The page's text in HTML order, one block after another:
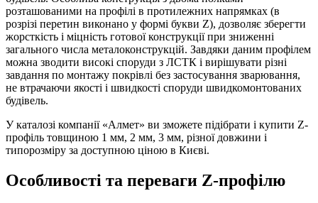
розташованими на профілі в протилежних напрямках (в
розрізі перетин виконано у формі букви Z), дозволяє зберегти
жорсткість і міцність готової конструкції при зниженні
загального числа металоконструкцій. Завдяки даним профілем
можна зводити високі споруди з ЛСТК і вирішувати різні
завдання по монтажу покрівлі без застосування зварювання,
не втрачаючи якості і швидкості споруди швидкомонтованих
будівель.
У каталозі компанії «Алмет» ви зможете підібрати і купити Z-
профіль товщиною 1 мм, 2 мм, 3 мм, різної довжини і
типорозміру за доступною ціною в Києві.
Особливості та переваги Z-профілю